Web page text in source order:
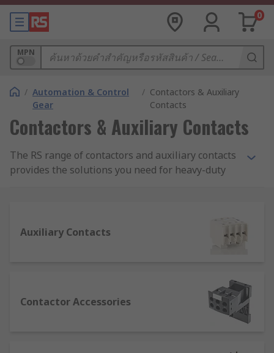
0
MPN
/ Automation & Control
Gear
/ Contactors & Auxiliary
Contacts
Contactors & Auxiliary Contacts
The RS range of contactors and auxiliary contacts
provides the solutions you need for heavy-duty
and materials handling, a high-quality range of
Electric, ABB, Eaton, Allen Bradley and our own
RS PRO range.
Auxiliary Contacts
Contactor Accessories